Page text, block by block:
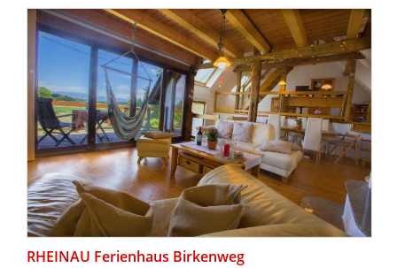
RHEINAU Ferienhaus Birkenweg